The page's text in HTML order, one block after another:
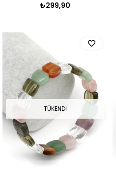
₺299,90
TÜKENDI